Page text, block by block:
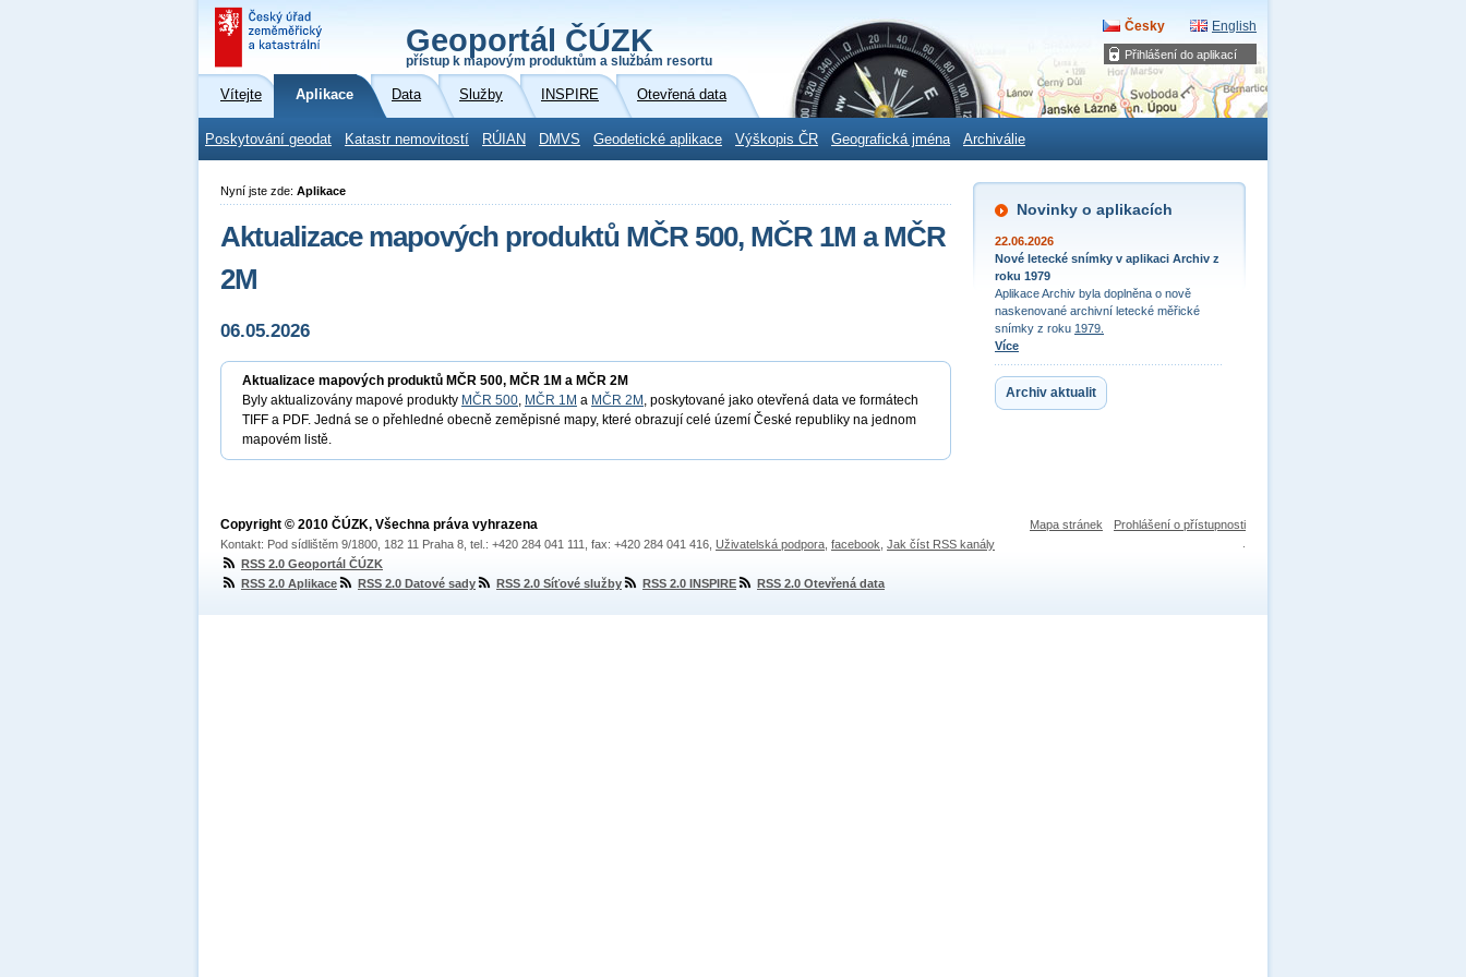
Přihlášení do aplikací
Geoportál ČÚZK
přístup k mapovým produktům a službám resortu
Česky English
Vítejte Aplikace Data Služby INSPIRE Otevřená data
Poskytování geodat Katastr nemovitostí RÚIAN DMVS Geodetické aplikace Výškopis ČR Geografická jména Archiválie
Novinky o aplikacích
22.06.2026
Nové letecké snímky v aplikaci Archiv z
roku 1979
Aplikace Archiv byla doplněna o nově
naskenované archivní letecké měřické
snímky z roku 1979.
Více
Archiv aktualit
Nyní jste zde: Aplikace
Aktualizace mapových produktů MČR 500, MČR 1M a MČR
2M
06.05.2026
Aktualizace mapových produktů MČR 500, MČR 1M a MČR 2M
Byly aktualizovány mapové produkty MČR 500, MČR 1M a MČR 2M , poskytované jako otevřená data ve formátech
TIFF a PDF. Jedná se o přehledné obecně zeměpisné mapy, které obrazují celé území České republiky na jednom
mapovém listě.
Mapa stránek Prohlášení o přístupnosti
Copyright © 2010 ČÚZK, Všechna práva vyhrazena
Kontakt: Pod sídlištěm 9/1800, 182 11 Praha 8, tel.: +420 284 041 111, fax: +420 284 041 416, Uživatelská podpora facebook Jak číst RSS kanály
RSS 2.0 Geoportál ČÚZK
RSS 2.0 Aplikace
RSS 2.0 Datové sady RSS 2.0 Síťové služby RSS 2.0 INSPIRE RSS 2.0 Otevřená data